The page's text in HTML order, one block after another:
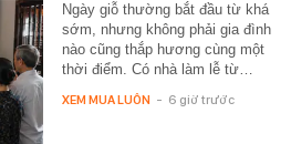
Ngày giỗ thường bắt đầu từ khá
sớm, nhưng không phải gia đình
nào cũng thắp hương cùng một
thời điểm. Có nhà làm lễ từ…
XEM MUA LUÔN - 6 giờ trước